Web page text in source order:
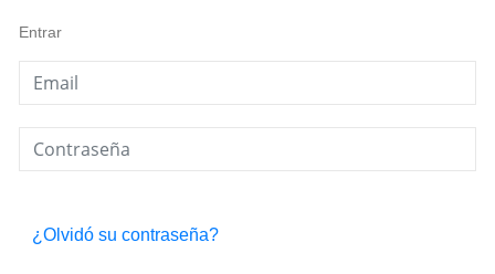
Entrar
¿Olvidó su contraseña?